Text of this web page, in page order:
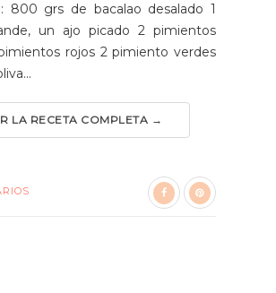
800 grs de bacalao desalado 1
un ajo picado 2 pimientos
rojos 2 pimiento verdes
LA RECETA COMPLETA →